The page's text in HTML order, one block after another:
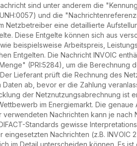
sind unter anderem die
und die
Netzbetreiber eine detaillierte
Diese Entgelte können sich aus
beispielsweise Arbeitspreis,
Entgelten. Die Nachricht INVOIC
(PRI:5284), um die Berechnung
Lieferant prüft die Rechnung des
Daten ab, bevor er die Zahlung
der Netznutzungsabrechnung ist
im Energiemarkt. Die genaue
verwendeten Nachrichten kann je nach
Standards gewisse
Nachrichten (z.B. INVOIC
im Detail unterscheiden können. Es